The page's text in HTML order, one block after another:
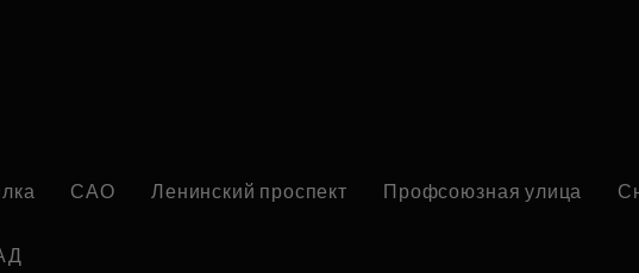
САО Ленинский проспект Профсоюзная улица